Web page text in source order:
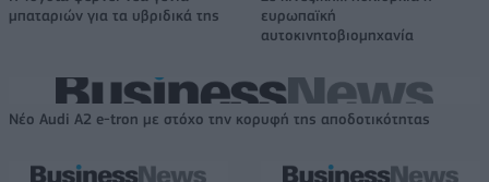
μπαταριών για τα υβριδικά της
ευρωπαϊκή
αυτοκινητοβιομηχανία
Νέο Audi A2 e-tron με στόχο την κορυφή της αποδοτικότητας